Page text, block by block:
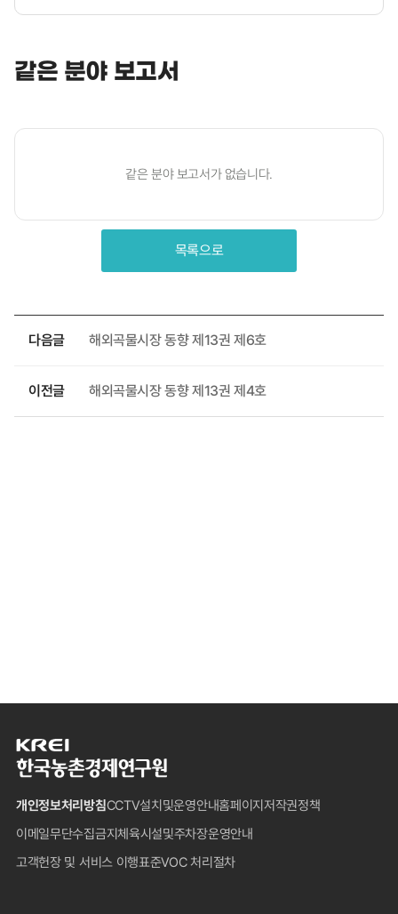
같은 분야 보고서
같은 분야 보고서가 없습니다.
목록으로
다음글 해외곡물시장 동향 제13권 제6호
이전글 해외곡물시장 동향 제13권 제4호
한
국
촌
경
제
연
개인정보처리방침CCTV설치및운영안내홈페이지저작권정책
이메일무단수집금지체육시설및주차장운영안내
고객헌장 및 서비스 이행표준VOC 처리절차